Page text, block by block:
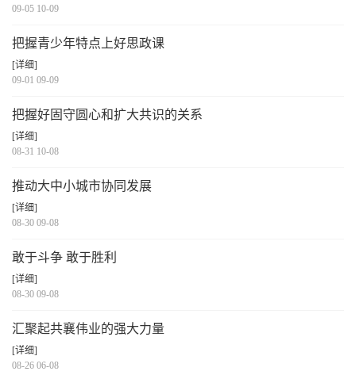
09-05 10-09
把握青少年特点上好思政课
[详细]
09-01 09-09
把握好固守圆心和扩大共识的关系
[详细]
08-31 10-08
推动大中小城市协同发展
[详细]
08-30 09-08
敢于斗争 敢于胜利
[详细]
08-30 09-08
汇聚起共襄伟业的强大力量
[详细]
08-26 06-08